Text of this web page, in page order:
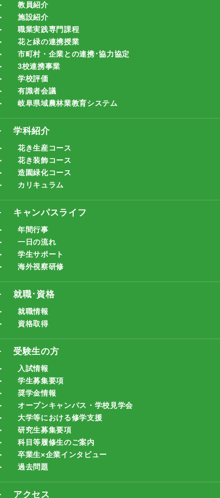
教員紹介
施設紹介
職業実践専門課程
花と緑の連携授業
市町村・企業との連携･協力協定
3校連携事業
学校評価
有識者会議
岐阜県域農林業教育システム
学科紹介
花き生産コース
花き装飾コース
造園緑化コース
カリキュラム
キャンパスライフ
年間行事
一日の流れ
学生サポート
海外視察研修
就職･資格
就職情報
資格取得
受験生の方
入試情報
学生募集要項
奨学金情報
オープンキャンパス・学校見学会
大学等における修学支援
研究生募集要項
科目等履修生のご案内
卒業生×企業インタビュー
過去問題
アクセス